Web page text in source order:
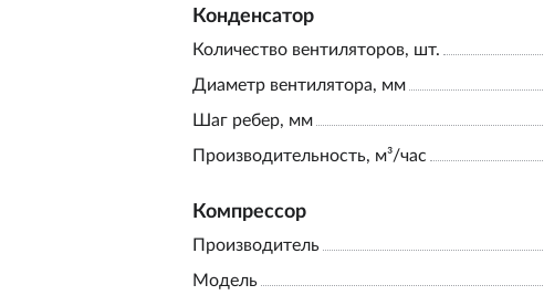
Конденсатор
Количество вентиляторов, шт.
Диаметр вентилятора, мм
Шаг ребер, мм
Производительность, м³/час
Компрессор
Производитель
Модель